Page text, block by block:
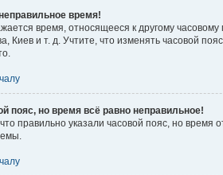
время!
время, относящееся к другому часовому
Киев и т. д. Учтите, что изменять часовой
пояс, но время всё равно неправильное!
правильно указали часовой пояс, но